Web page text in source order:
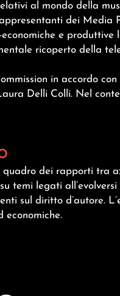
al mondo della
dei Media
e produttive
ricoperto della
in accordo
Delli Colli. Nel
dei rapporti tra
temi legati
sul diritto d’autore.
economiche.